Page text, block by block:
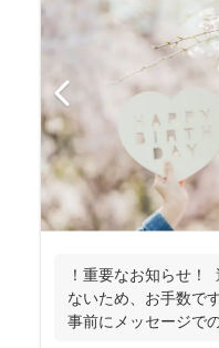
！重要なお知らせ！
ないため、お手数で
事前にメッセージで